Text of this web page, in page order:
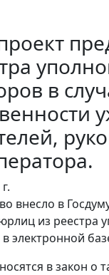
в
г.
внесло в
из реестра
электронной
в закон о